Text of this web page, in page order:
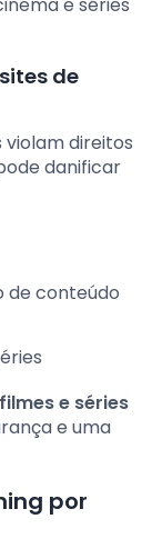
e séries
de
violam direitos
danificar
de conteúdo
e séries
e uma
por